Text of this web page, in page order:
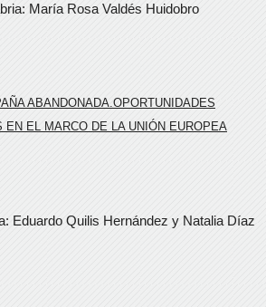
María Rosa Valdés Huidobro
ABANDONADA.OPORTUNIDADES
EN EL MARCO DE LA UNIÓN EUROPEA
Eduardo Quilis Hernández y Natalia Díaz